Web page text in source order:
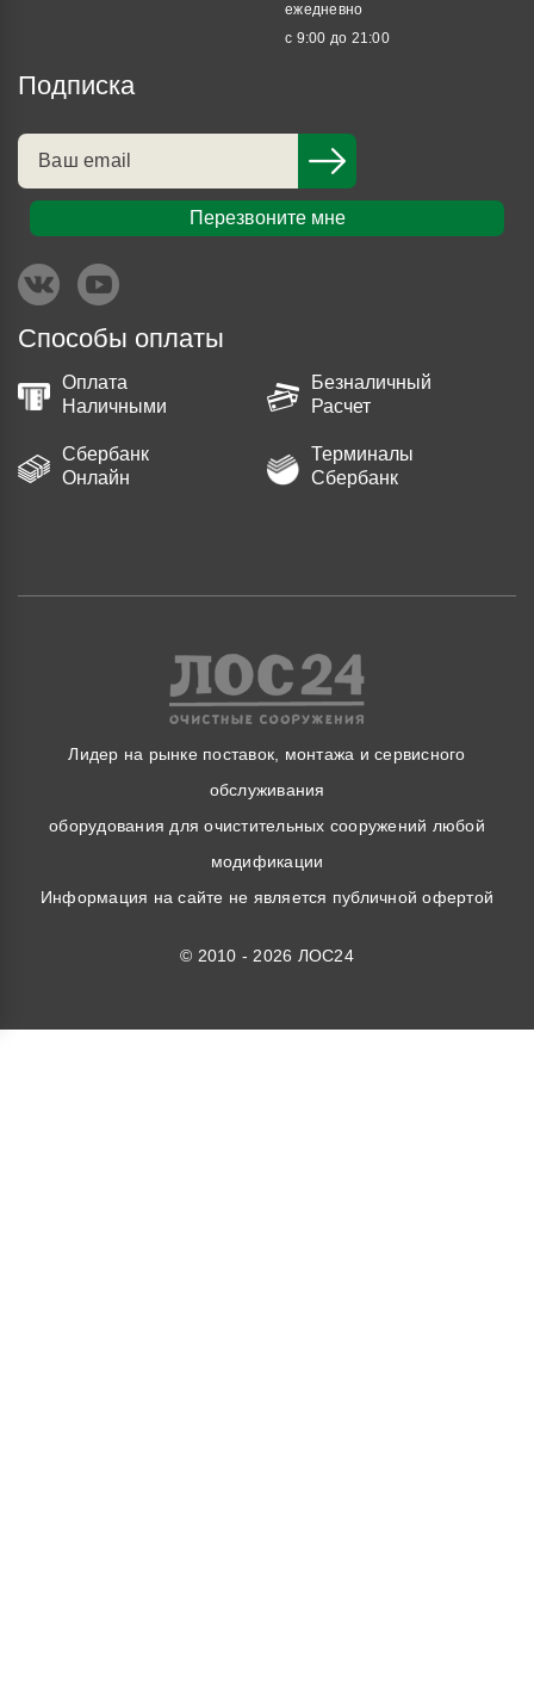
ежедневно
с 9:00 до 21:00
Подписка
Перезвоните мне
Способы оплаты
Оплата
Наличными
Безналичный
Расчет
Сбербанк
Онлайн
Терминалы
Сбербанк
Лидер на рынке поставок, монтажа и сервисного
обслуживания
оборудования для очистительных сооружений любой
модификации
Информация на сайте не является публичной офертой
© 2010 - 2026 ЛОС24